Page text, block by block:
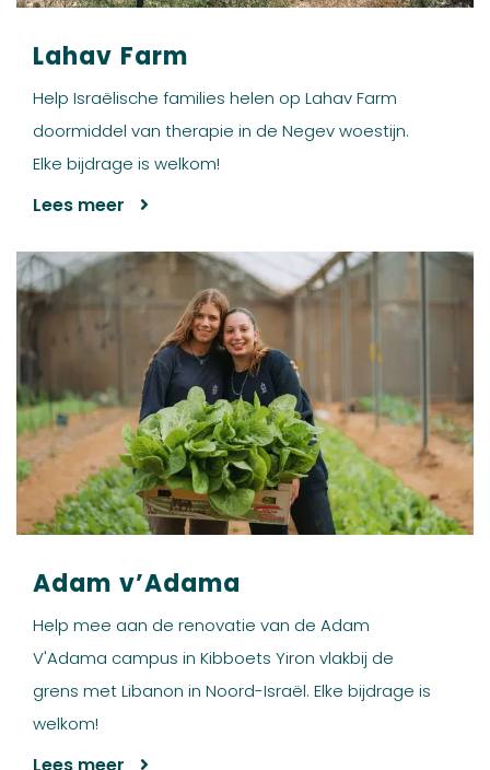
Lahav Farm
Help Israëlische families helen op Lahav Farm
doormiddel van therapie in de Negev woestijn.
Elke bijdrage is welkom!
Lees meer
Adam v’Adama
Help mee aan de renovatie van de Adam
V'Adama campus in Kibboets Yiron vlakbij de
grens met Libanon in Noord-Israël. Elke bijdrage is
welkom!